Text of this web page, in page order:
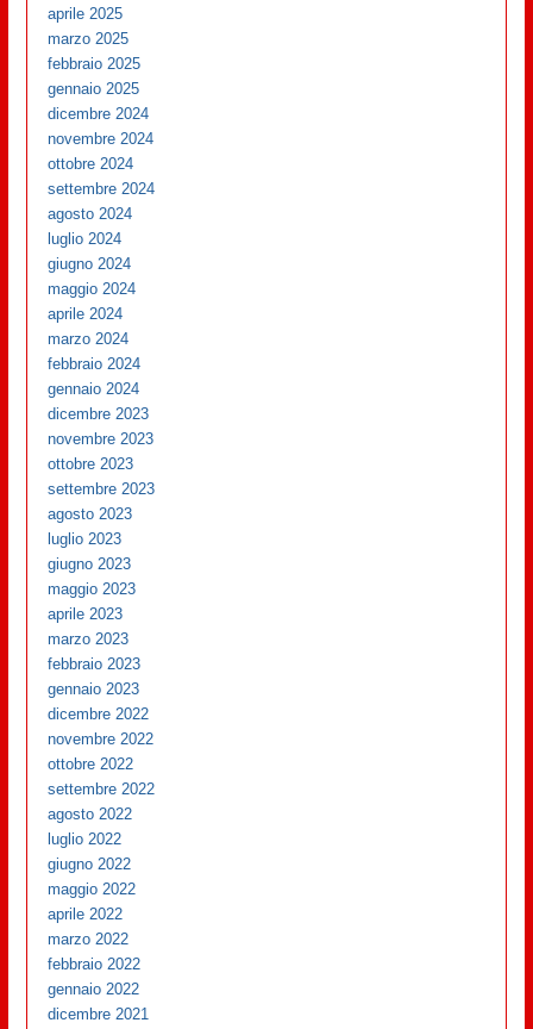
aprile 2025
marzo 2025
febbraio 2025
gennaio 2025
dicembre 2024
novembre 2024
ottobre 2024
settembre 2024
agosto 2024
luglio 2024
giugno 2024
maggio 2024
aprile 2024
marzo 2024
febbraio 2024
gennaio 2024
dicembre 2023
novembre 2023
ottobre 2023
settembre 2023
agosto 2023
luglio 2023
giugno 2023
maggio 2023
aprile 2023
marzo 2023
febbraio 2023
gennaio 2023
dicembre 2022
novembre 2022
ottobre 2022
settembre 2022
agosto 2022
luglio 2022
giugno 2022
maggio 2022
aprile 2022
marzo 2022
febbraio 2022
gennaio 2022
dicembre 2021